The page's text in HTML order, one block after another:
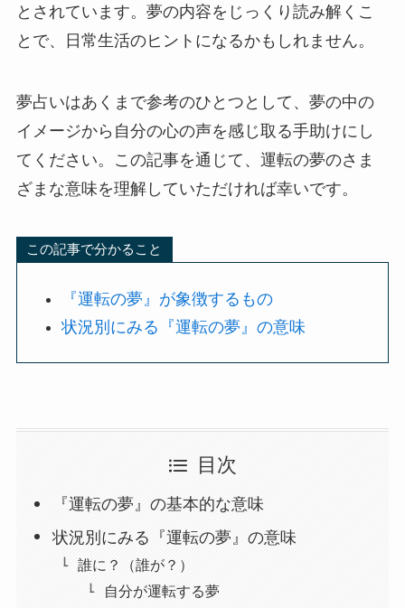
とされています。夢の内容をじっくり読み解くこ
とで、日常生活のヒントになるかもしれません。
夢占いはあくまで参考のひとつとして、夢の中の
イメージから自分の心の声を感じ取る手助けにし
てください。この記事を通じて、運転の夢のさま
ざまな意味を理解していただければ幸いです。
この記事で分かること
『運転の夢』が象徴するもの
状況別にみる『運転の夢』の意味
目次
『運転の夢』の基本的な意味
状況別にみる『運転の夢』の意味
誰に？（誰が？）
自分が運転する夢